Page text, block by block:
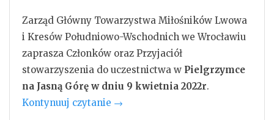
Zarząd Główny Towarzystwa Miłośników Lwowa
i Kresów Południowo-Wschodnich we Wrocławiu
zaprasza Członków oraz Przyjaciół
stowarzyszenia do uczestnictwa w Pielgrzymce
na Jasną Górę w dniu 9 kwietnia 2022r.
Kontynuuj czytanie „Pielgrzymka
→